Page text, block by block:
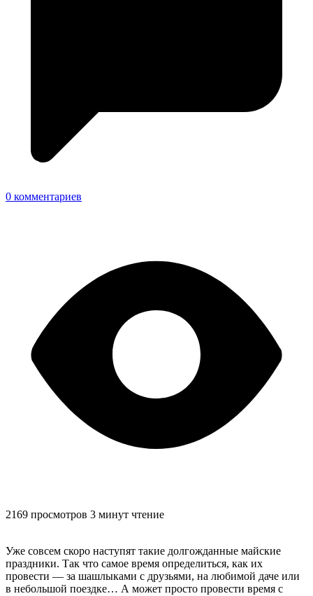
0 комментариев
2169 просмотров 3 минут чтение
Уже совсем скоро наступят такие долгожданные майские
праздники. Так что самое время определиться, как их
провести — за шашлыками с друзьями, на любимой даче или
в небольшой поездке… А может просто провести время с